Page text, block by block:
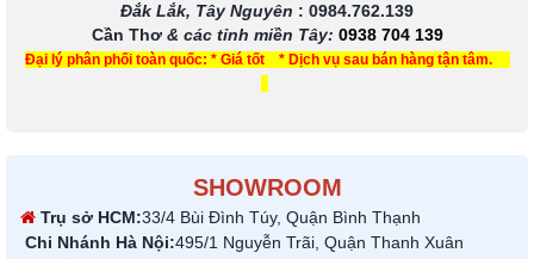
Đắk Lắk, Tây Nguyên : 0984.762.139
Cần Thơ & các tỉnh miền Tây: 0938 704 139
Đại lý phân phối toàn quốc: * Giá tốt * Dịch vụ sau bán hàng tận tâm.
SHOWROOM
Trụ sở HCM:33/4 Bùi Đình Túy, Quận Bình Thạnh
Chi Nhánh Hà Nội:495/1 Nguyễn Trãi, Quận Thanh Xuân